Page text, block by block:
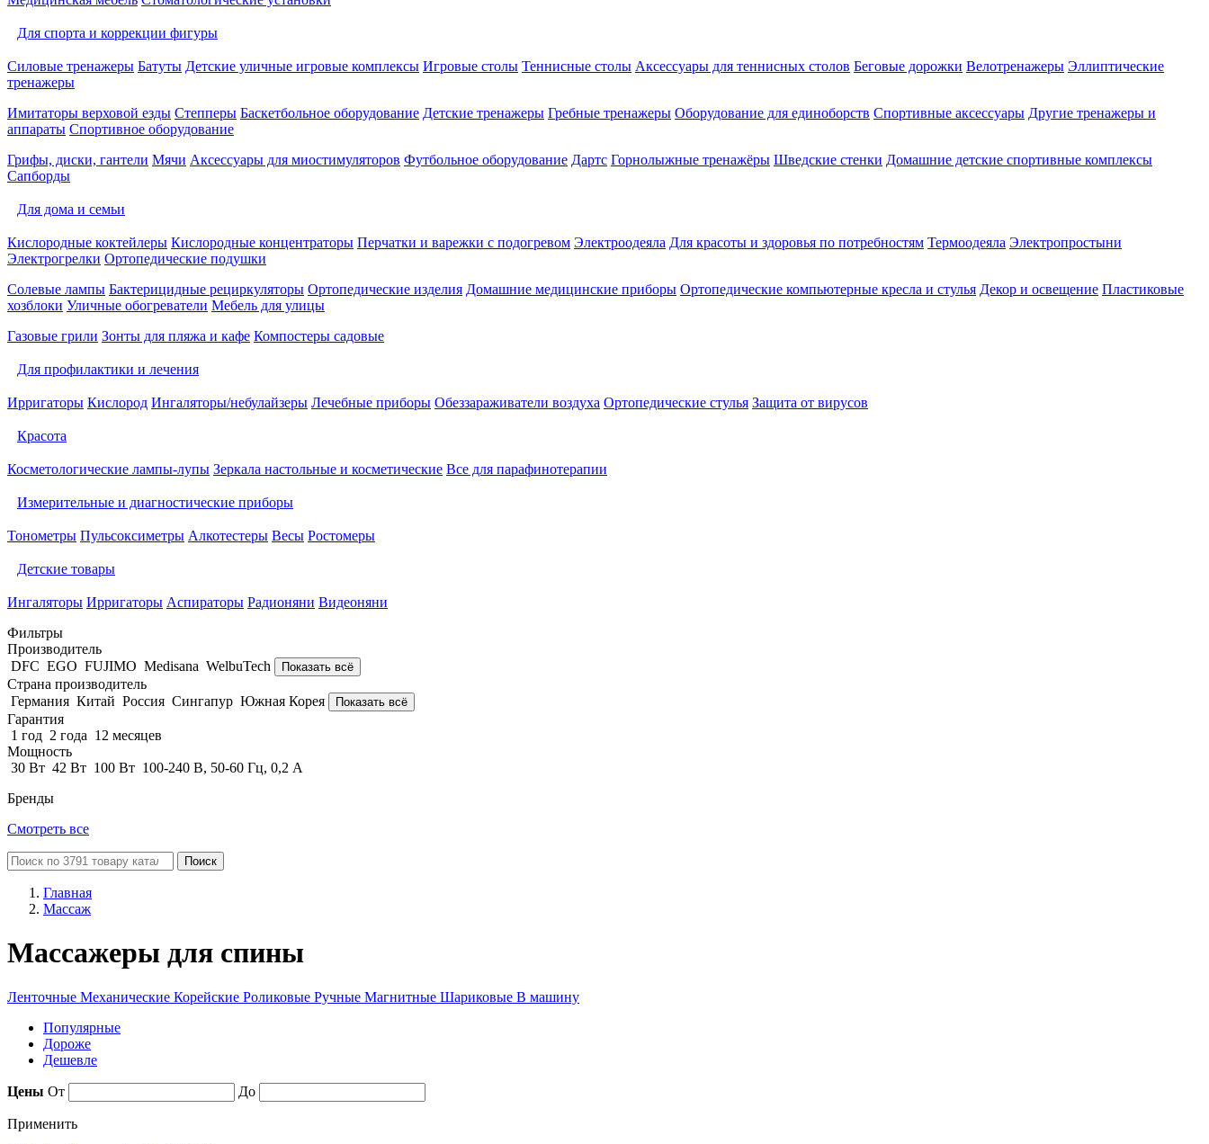
Для спорта и коррекции фигуры
Силовые тренажеры Батуты Детские уличные игровые комплексы Игровые столы Теннисные столы Аксессуары для теннисных столов Беговые дорожки Велотренажеры Эллиптические
тренажеры
Имитаторы верховой езды Степперы Баскетбольное оборудование Детские тренажеры Гребные тренажеры Оборудование для единоборств Спортивные аксессуары Другие тренажеры и
аппараты Спортивное оборудование
Грифы, диски, гантели Мячи Аксессуары для миостимуляторов Футбольное оборудование Дартс Горнолыжные тренажёры Шведские стенки Домашние детские спортивные комплексы
Сапборды
Для дома и семьи
Кислородные коктейлеры Кислородные концентраторы Перчатки и варежки с подогревом Электроодеяла Для красоты и здоровья по потребностям Термоодеяла Электропростыни
Электрогрелки Ортопедические подушки
Солевые лампы Бактерицидные рециркуляторы Ортопедические изделия Домашние медицинские приборы Ортопедические компьютерные кресла и стулья Декор и освещение Пластиковые
хозблоки Уличные обогреватели Мебель для улицы
Газовые грили Зонты для пляжа и кафе Компостеры садовые
Для профилактики и лечения
Ирригаторы Кислород Ингаляторы/небулайзеры Лечебные приборы Обеззараживатели воздуха Ортопедические стулья Защита от вирусов
Красота
Косметологические лампы-лупы Зеркала настольные и косметические Все для парафинотерапии
Измерительные и диагностические приборы
Тонометры Пульсоксиметры Алкотестеры Весы Ростомеры
Детские товары
Ингаляторы Ирригаторы Аспираторы Радионяни Видеоняни
Фильтры
Производитель
DFC EGO FUJIMO Medisana WelbuTech Показать всё
Страна производитель
Германия Китай Россия Сингапур Южная Корея Показать всё
Гарантия
1 год 2 года 12 месяцев
Мощность
30 Вт 42 Вт 100 Вт 100-240 В, 50-60 Гц, 0,2 А
Бренды
Смотреть все
Поиск
Главная
Массаж
Массажеры для спины
Ленточные Механические Корейские Роликовые Ручные Магнитные Шариковые В машину
Популярные
Дороже
Дешевле
Цены От До
Применить